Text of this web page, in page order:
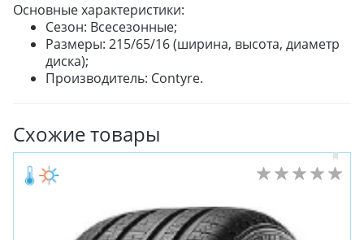
Основные характеристики:
Сезон: Всесезонные;
Размеры: 215/65/16 (ширина, высота, диаметр
диска);
Производитель: Contyre.
Схожие товары